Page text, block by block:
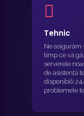
Tehnic
Ne asigurăm
timp ce vă
serverele
de asistență
disponibili
problemele